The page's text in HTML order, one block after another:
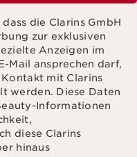
die Clarins GmbH
zur exklusiven
Anzeigen im
Mail ansprechen darf,
mit Clarins
werden. Diese Daten
Informationen
diese Clarins
hinaus